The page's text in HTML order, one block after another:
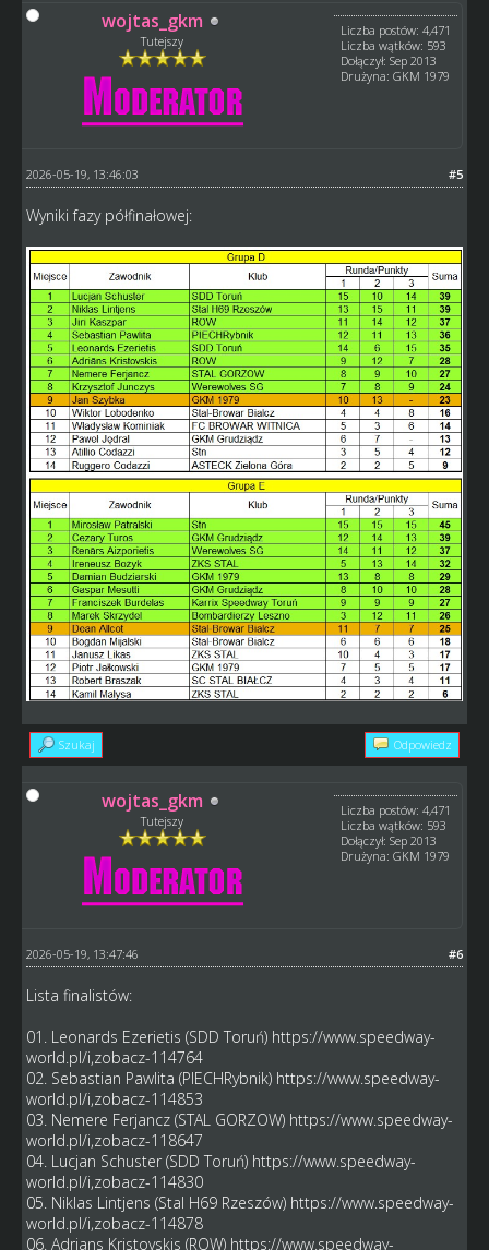
wojtas_gkm
Tutejszy
Liczba postów: 4,471
Liczba wątków: 593
Dołączył: Sep 2013
Drużyna: GKM 1979
#5
2026-05-19, 13:46:03
Wyniki fazy półfinałowej:
Szukaj Odpowiedz
wojtas_gkm
Tutejszy
Liczba postów: 4,471
Liczba wątków: 593
Dołączył: Sep 2013
Drużyna: GKM 1979
#6
2026-05-19, 13:47:46
Lista finalistów:
01. Leonards Ezerietis (SDD Toruń) https://www.speedway-
world.pl/i,zobacz-114764
02. Sebastian Pawlita (PIECHRybnik) https://www.speedway-
world.pl/i,zobacz-114853
03. Nemere Ferjancz (STAL GORZOW) https://www.speedway-
world.pl/i,zobacz-118647
04. Lucjan Schuster (SDD Toruń) https://www.speedway-
world.pl/i,zobacz-114830
05. Niklas Lintjens (Stal H69 Rzeszów) https://www.speedway-
world.pl/i,zobacz-114878
06. Adrians Kristovskis (ROW) https://www.speedway-